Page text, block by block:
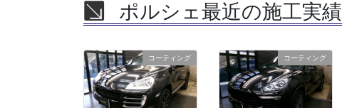
ポルシェ最近の施工実績
コーティング コーティング